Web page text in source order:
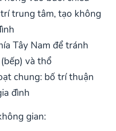
trung tâm, tạo không
Tây Nam để tránh
và thổ
chung: bố trí thuận
đình
gian: